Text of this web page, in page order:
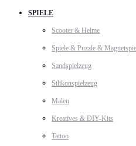
SPIELE
Scooter & Helme
Spiele & Puzzle &
Sandspielzeug
Silikonspielzeug
Malen
Kreatives & DIY-Kits
Tattoo